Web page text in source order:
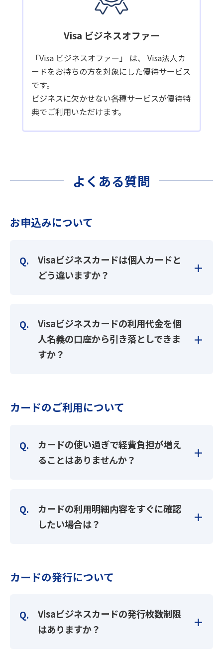
Visa ビジネスオファー
「Visa ビジネスオファー」 は、 Visa法人カ
ードをお持ちの方を対象にした優待サービス
です。
ビジネスに欠かせない各種サービスが優待特
典でご利用いただけます。
よくある質問
お申込みについて
Visaビジネスカードは個人カードと
どう違いますか？
Visaビジネスカードの利用代金を個
人名義の口座から引き落としできま
すか？
カードのご利用について
カードの使い過ぎで経費負担が増え
ることはありませんか？
カードの利用明細内容をすぐに確認
したい場合は？
カードの発行について
Visaビジネスカードの発行枚数制限
はありますか？